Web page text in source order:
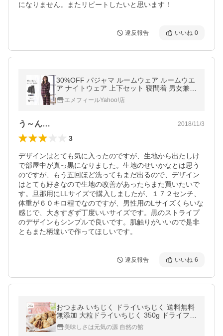
になりません。またリピートしたいと思います！
違反報告 いいね 0
30%OFF パジャマ ルームウェア ルームウエ
ア ナイトウェア 上下セット 寝間着 男女兼用
女性 レディース メンズ 前開き 長袖 ネル 綿
100% 爆買
エメフィールYahoo!店
う～ん… 2018/11/3
3
デザインはとても気に入ったのですが、生地から出たしけ
で部屋中が真っ黒になりました。生地のせいかなとは思う
のですが、もう五回ほど洗ってもまだ出るので、デザイン
はとても好きなので生地の改善があったらまた買いたいで
す。旦那用にLLサイズで購入しましたが、１７２センチ、
体重が６０キロ程でなのですが、男性用のLサイズくらいな
感じで、大きすぎず丁度いいサイズです。黒のストライプ
のデザインもシンプルで良いです。肌触りがいいので是非
ともまた柄違いで作ってほしいです。
違反報告 いいね 6
おつまみ いちじく ドライいちじく 送料無料
無添加 大粒ドライいちじく 350g ドライフル
美味しさは元気の源 自然の館